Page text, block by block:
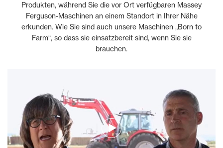
Produkten, während Sie die vor Ort verfügbaren Massey
Ferguson-Maschinen an einem Standort in Ihrer Nähe
erkunden. Wie Sie sind auch unsere Maschinen „Born to
Farm“, so dass sie einsatzbereit sind, wenn Sie sie
brauchen.